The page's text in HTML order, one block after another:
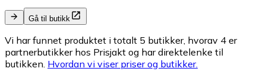
Gå til butikk
Vi har funnet produktet i totalt 5 butikker, hvorav 4 er
partnerbutikker hos Prisjakt og har direktelenke til
butikken. Hvordan vi viser priser og butikker.